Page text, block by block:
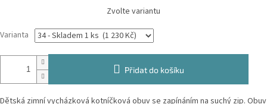
Měrná
cena:
Zvolte variantu
Varianta
Přidat do košíku
Dětská zimní vycházková kotníčková obuv se zapínáním na suchý zip. Obuv